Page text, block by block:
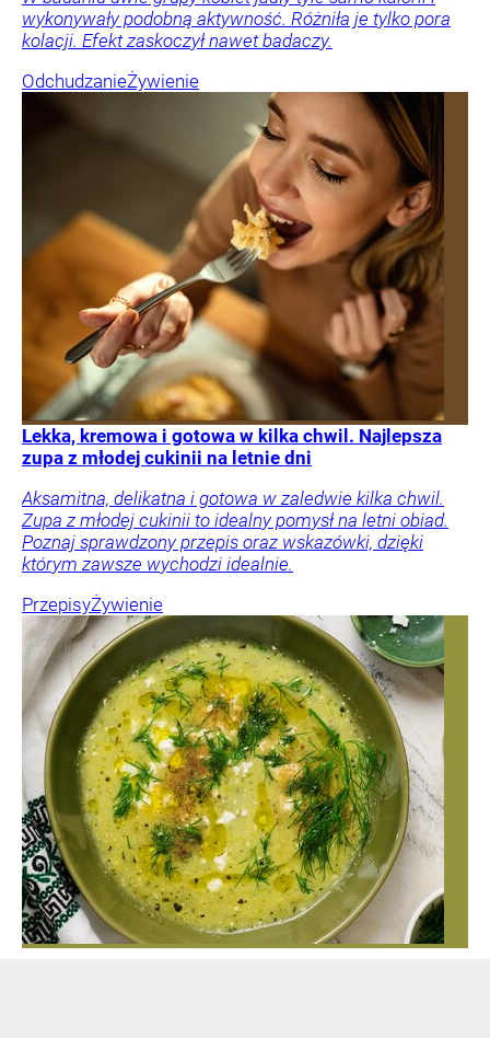
wykonywały podobną aktywność. Różniła je tylko pora
kolacji. Efekt zaskoczył nawet badaczy.
OdchudzanieŻywienie
Lekka, kremowa i gotowa w kilka chwil. Najlepsza
zupa z młodej cukinii na letnie dni
Aksamitna, delikatna i gotowa w zaledwie kilka chwil.
Zupa z młodej cukinii to idealny pomysł na letni obiad.
Poznaj sprawdzony przepis oraz wskazówki, dzięki
którym zawsze wychodzi idealnie.
PrzepisyŻywienie